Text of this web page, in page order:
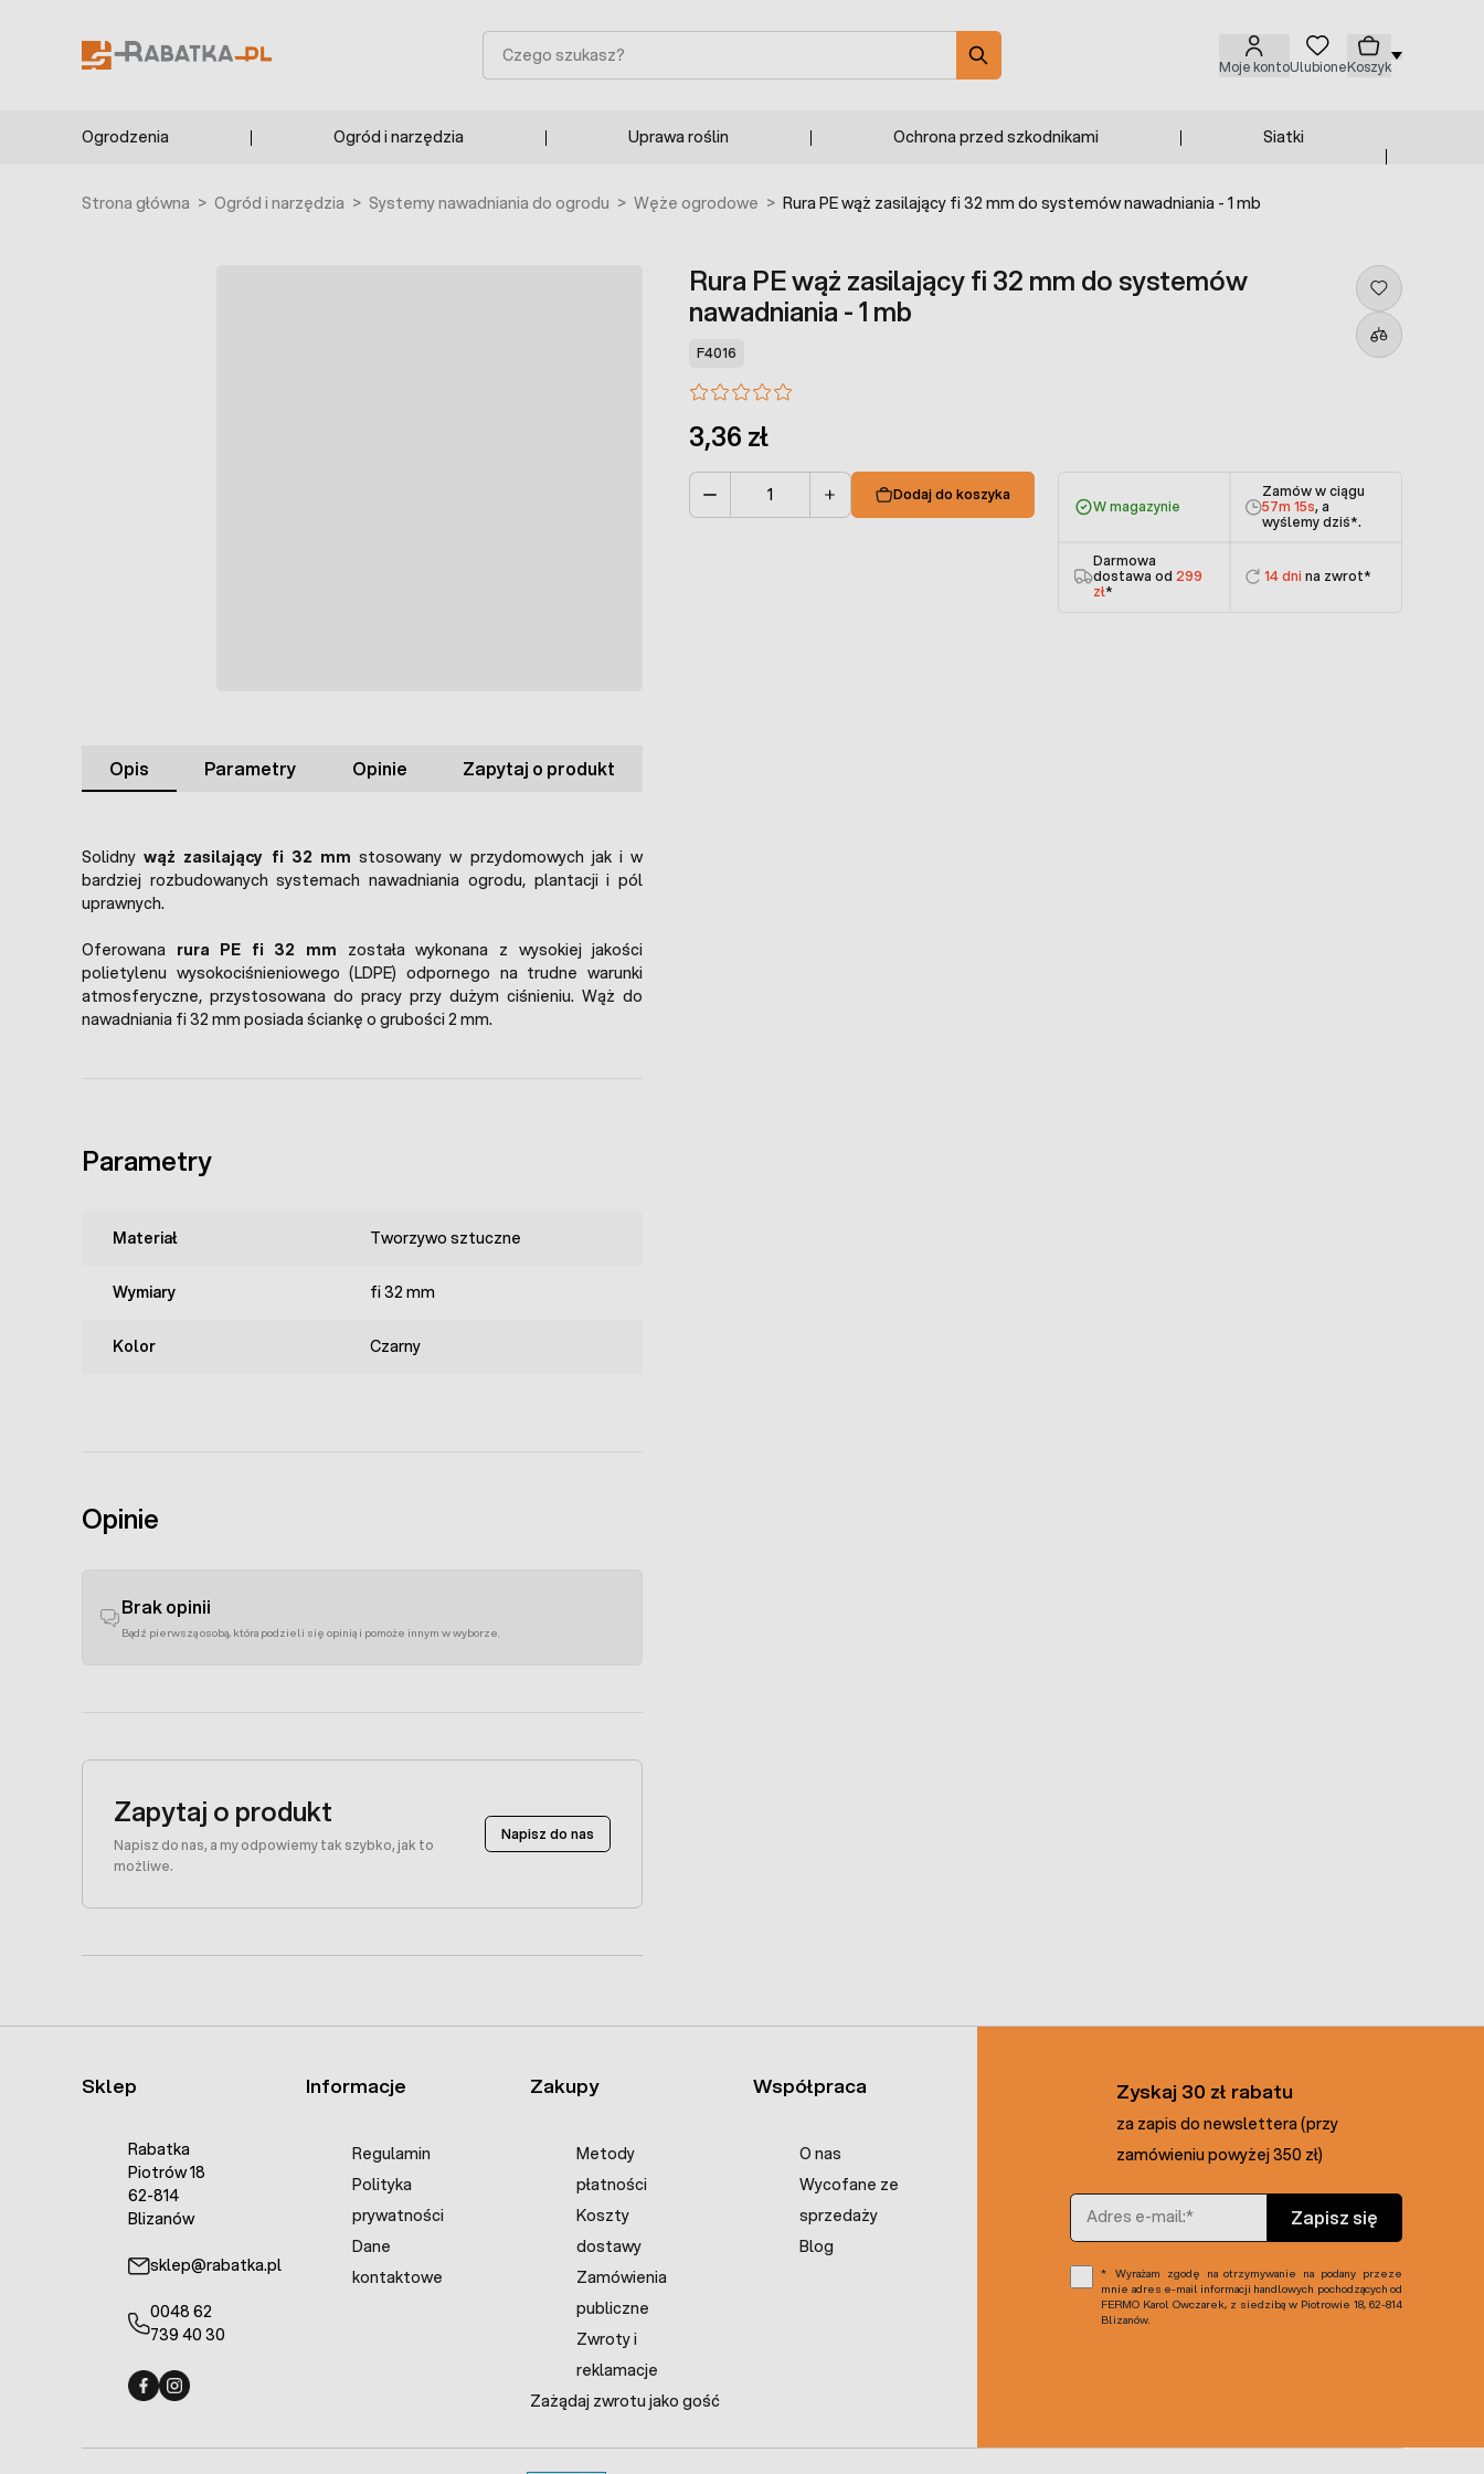
Moje kontoUlubioneKoszyk
Szukaj
Ogrodzenia Ogród i narzędzia Uprawa roślin Ochrona przed szkodnikami Siatki
Strona główna > Ogród i narzędzia > Systemy nawadniania do ogrodu > Węże ogrodowe > Rura PE wąż zasilający fi 32 mm do systemów nawadniania - 1 mb
Rura PE wąż zasilający fi 32 mm do systemów
nawadniania - 1 mb
F4016
3,36 zł
Dodaj do koszyka
W magazynie
Zamów w ciągu
57m 15s, a
wyślemy dziś*.
Darmowa
dostawa od 299
zł*
14 dni na zwrot*
Opis Parametry Opinie Zapytaj o produkt
Solidnywąż zasilający fi 32 mm stosowany w przydomowych jak i w
bardziej rozbudowanych systemach nawadniania ogrodu, plantacji i pól
uprawnych.
Oferowana rura PE fi 32 mm została wykonana z wysokiej jakości
polietylenu wysokociśnieniowego (LDPE) odpornego na trudne warunki
atmosferyczne, przystosowana do pracy przy dużym ciśnieniu. Wąż do
nawadniania fi 32 mm posiada ściankę o grubości 2 mm.
Parametry
Materiał Tworzywo sztuczne
Wymiary fi 32 mm
Kolor Czarny
Opinie
Brak opinii
Bądź pierwszą osobą, która podzieli się opinią i pomoże innym w wyborze.
Zapytaj o produkt
Napisz do nas, a my odpowiemy tak szybko, jak to
możliwe.
Napisz do nas
Sklep
Rabatka
Piotrów 18
62-814
Blizanów
sklep@rabatka.pl
0048 62
739 40 30
Informacje
Regulamin
Polityka
prywatności
Dane
kontaktowe
Zakupy
Metody
płatności
Koszty
dostawy
Zamówienia
publiczne
Zwroty i
reklamacje
Zażądaj zwrotu jako gość
Współpraca
O nas
Wycofane ze
sprzedaży
Blog
Zyskaj 30 zł rabatu
za zapis do newslettera (przy
zamówieniu powyżej 350 zł)
Adres e-mail
Zapisz się
Wyrażam zgodę na otrzymywanie na podany przeze
mnie adres e-mail informacji handlowych pochodzących od
FERMO Karol Owczarek, z siedzibą w Piotrowie 18, 62-814
Blizanów.